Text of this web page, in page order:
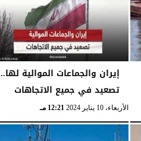
إيران والجماعات الموالية لها..
تصعيد في جميع الاتجاهات
الأربعاء، 10 يناير 2024 12:21 مـ